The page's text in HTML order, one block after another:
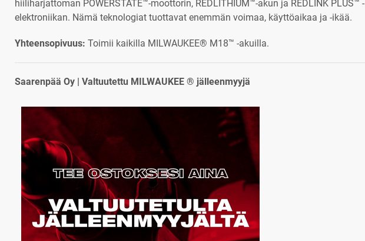
hiiliharjattoman POWERSTATE™-moottorin, REDLITHIUM™-akun ja REDLINK PLUS™ -
elektroniikan. Nämä teknologiat tuottavat enemmän voimaa, käyttöaikaa ja -ikää.
Yhteensopivuus: Toimii kaikilla MILWAUKEE® M18™ -akuilla.
Saarenpää Oy | Valtuutettu MILWAUKEE ® jälleenmyyjä